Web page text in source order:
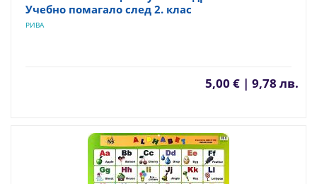
Учебно помагало след 2. клас
РИВА
5,00 € | 9,78 лв.